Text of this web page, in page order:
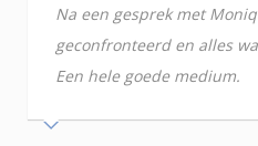
Na een gesprek met
geconfronteerd en alles
Een hele goede medium.